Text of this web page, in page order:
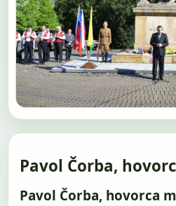
Pavol Čorba,
Pavol Čorba, hovorca